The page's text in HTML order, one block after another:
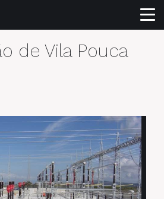
de Vila Pouca